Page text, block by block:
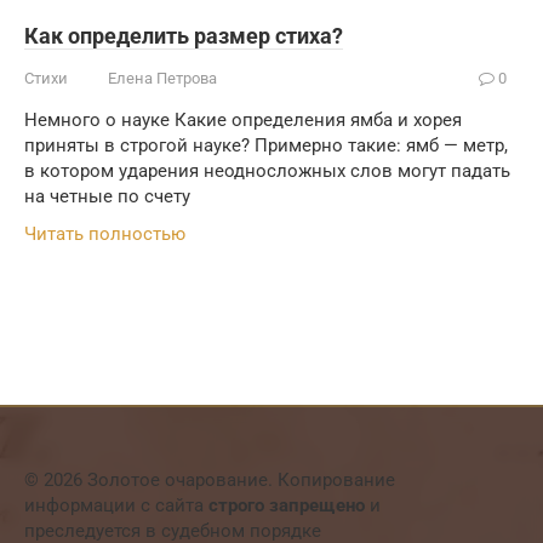
Как определить размер стиха?
Стихи Елена Петрова 0
Немного о науке Какие определения ямба и хорея
приняты в стро­гой науке? Примерно такие: ямб — метр,
в кото­ром ударения неодносложных слов могут падать
на четные по счету
Читать полностью
© 2026 Золотое очарование. Копирование
информации с сайта строго запрещено и
преследуется в судебном порядке